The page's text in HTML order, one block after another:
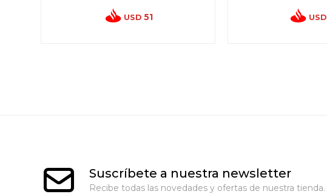
USD 51 USD
Suscríbete a nuestra newsletter
Recibe todas las novedades y ofertas de nuestra tienda.